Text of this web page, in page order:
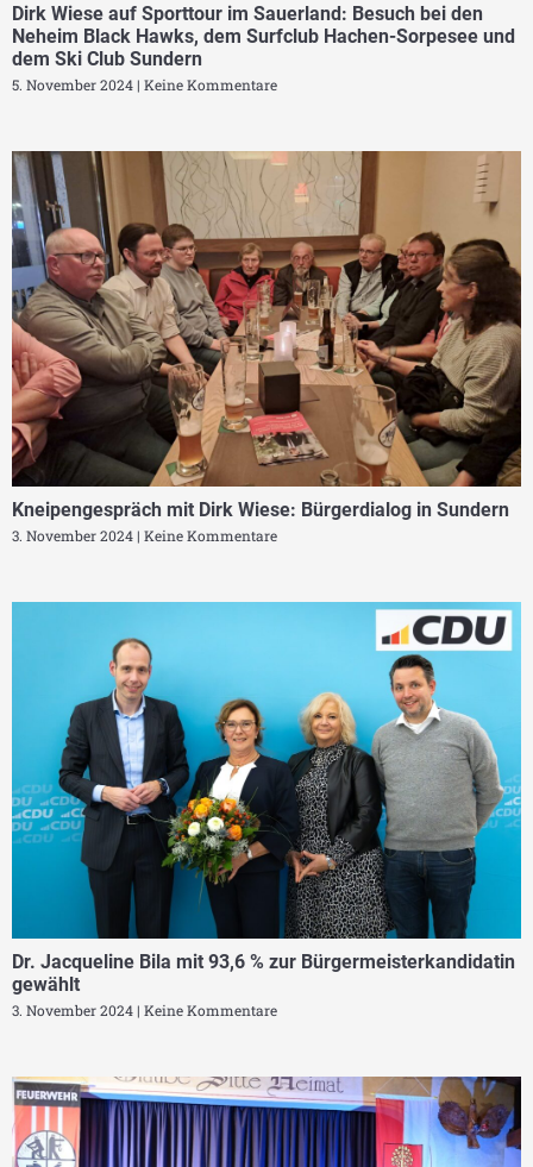
Dirk Wiese auf Sporttour im Sauerland: Besuch bei den
Neheim Black Hawks, dem Surfclub Hachen-Sorpesee und
dem Ski Club Sundern
5. November 2024 Keine Kommentare
Kneipengespräch mit Dirk Wiese: Bürgerdialog in Sundern
3. November 2024 Keine Kommentare
Dr. Jacqueline Bila mit 93,6 % zur Bürgermeisterkandidatin
gewählt
3. November 2024 Keine Kommentare